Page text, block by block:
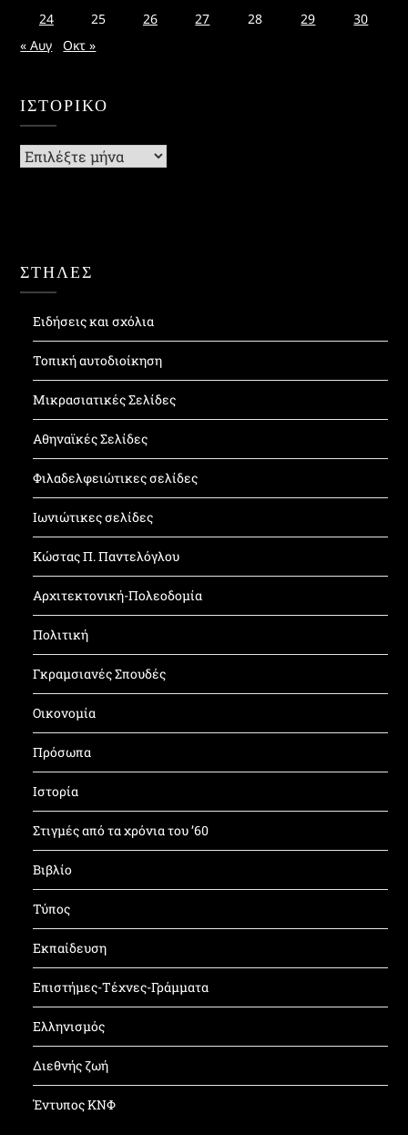
24
25 26 27 28 29
30
« Αυγ
Οκτ »
ΙΣΤΟΡΙΚΌ
Ιστορικό
ΣΤΗΛΕΣ
Ειδήσεις και σχόλια
Τοπική αυτοδιοίκηση
Μικρασιατικές Σελίδες
Αθηναϊκές Σελίδες
Φιλαδελφειώτικες σελίδες
Ιωνιώτικες σελίδες
Κώστας Π. Παντελόγλου
Αρχιτεκτονική-Πολεοδομία
Πολιτική
Γκραμσιανές Σπουδές
Οικονομία
Πρόσωπα
Ιστορία
Στιγμές από τα χρόνια του ’60
Βιβλίο
Τύπος
Εκπαίδευση
Επιστήμες-Τέχνες-Γράμματα
Ελληνισμός
Διεθνής ζωή
Έντυπος ΚΝΦ